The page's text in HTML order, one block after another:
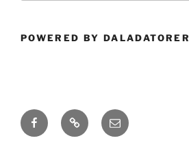
POWERED BY DALADATORER
FacebookIntegritetspolicy
E-
post